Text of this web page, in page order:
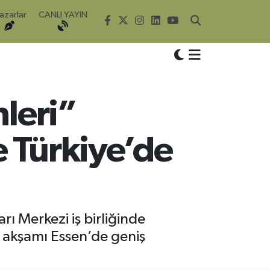
CANLI YAYIN
Türkiye’de
Merkezi iş birliğinde
Essen’de geniş